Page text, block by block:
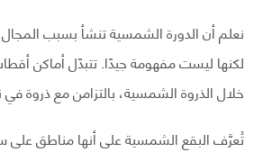
نعلم أن الدورة الشمسية تنشأ بسبب
لكنها ليست مفهومة جيدًا. تتبدّل أماكن
خلال الذروة الشمسية، بالتزامن مع ذروة
تُعرَّف البقع الشمسية على أنها مناطق